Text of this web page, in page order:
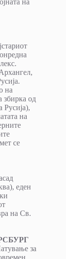
на
од
Русија),
на
се
еден
на Св.
за